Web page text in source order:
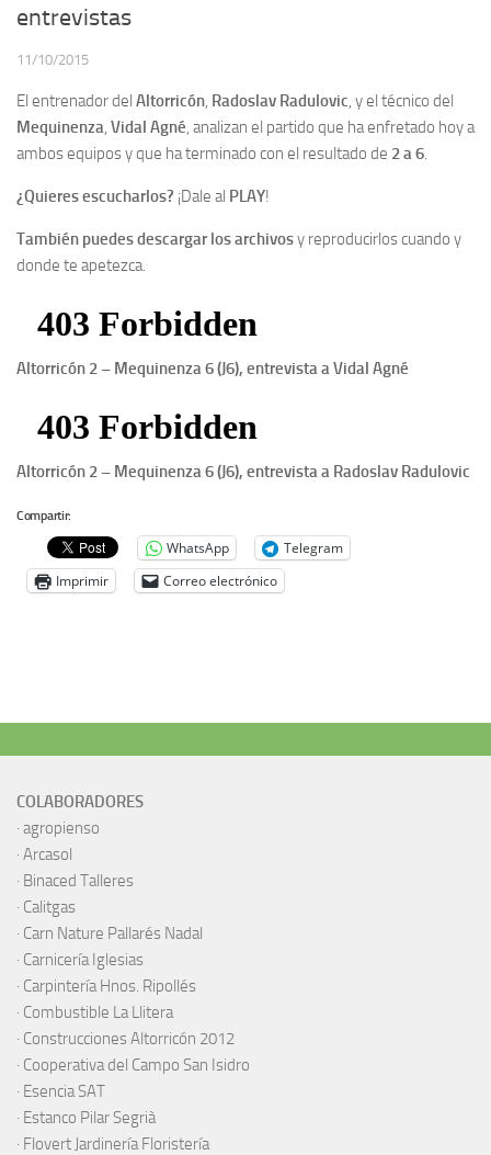
entrevistas
11/10/2015
El entrenador del Altorricón, Radoslav Radulovic, y el técnico del
Mequinenza, Vidal Agné, analizan el partido que ha enfretado hoy a
ambos equipos y que ha terminado con el resultado de 2 a 6.
¿Quieres escucharlos? ¡Dale al PLAY!
También puedes descargar los archivosy reproducirlos cuando y
donde te apetezca.
Altorricón 2 – Mequinenza 6 (J6), entrevista a Vidal Agné
Altorricón 2 – Mequinenza 6 (J6), entrevista a Radoslav Radulovic
Compartir:
WhatsApp
Telegram
Imprimir
Correo electrónico
COLABORADORES
· agropienso
· Arcasol
· Binaced Talleres
· Calitgas
· Carn Nature Pallarés Nadal
· Carnicería Iglesias
· Carpintería Hnos. Ripollés
· Combustible La Llitera
· Construcciones Altorricón 2012
· Cooperativa del Campo San Isidro
· Esencia SAT
· Estanco Pilar Segrià
· Flovert Jardinería Floristería